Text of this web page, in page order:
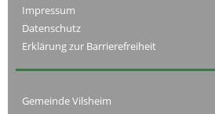
Impressum
Datenschutz
Erklärung zur Barrierefreiheit
Gemeinde Vilsheim